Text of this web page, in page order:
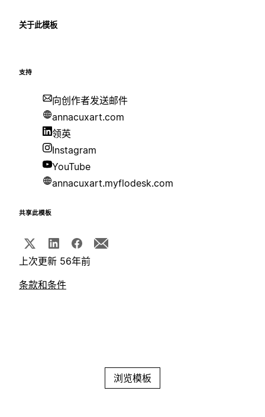
关于此模板
支持
向创作者发送邮件
annacuxart.com
领英
Instagram
YouTube
annacuxart.myflodesk.com
共享此模板
上次更新 56年前
条款和条件
浏览模板